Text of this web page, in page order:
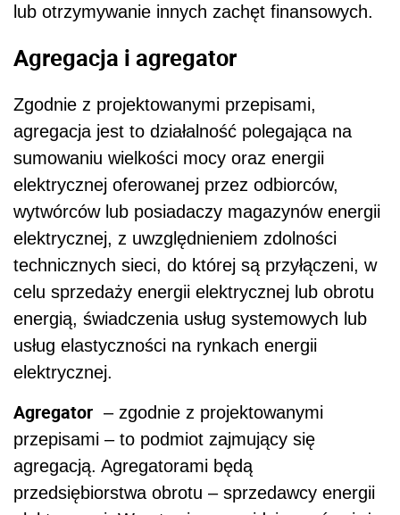
lub otrzymywanie innych zachęt finansowych.
Agregacja i agregator
Zgodnie z projektowanymi przepisami,
agregacja jest to działalność polegająca na
sumowaniu wielkości mocy oraz energii
elektrycznej oferowanej przez odbiorców,
wytwórców lub posiadaczy magazynów energii
elektrycznej, z uwzględnieniem zdolności
technicznych sieci, do której są przyłączeni, w
celu sprzedaży energii elektrycznej lub obrotu
energią, świadczenia usług systemowych lub
usług elastyczności na rynkach energii
elektrycznej.
Agregator – zgodnie z projektowanymi
przepisami – to podmiot zajmujący się
agregacją. Agregatorami będą
przedsiębiorstwa obrotu – sprzedawcy energii